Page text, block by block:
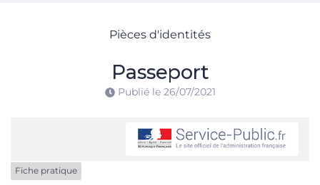
Pièces d'identités
Passeport
Publié le 26/07/2021
Fiche pratique